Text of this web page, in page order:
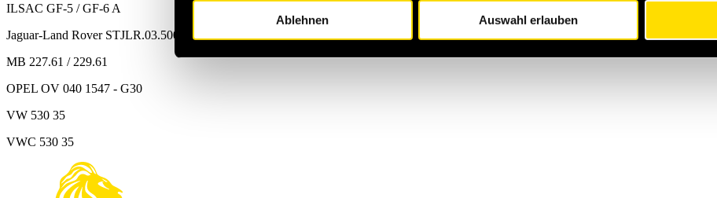
Ablehnen Auswahl erlauben
ILSAC GF-5 / GF-6 A
Jaguar-Land Rover STJLR.03.5007
MB 227.61 / 229.61
OPEL OV 040 1547 - G30
VW 530 35
VWC 530 35